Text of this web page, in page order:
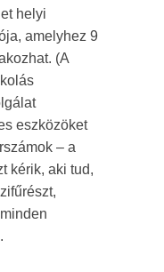
helyi
amelyhez 9
(A
eszközöket
– a
kérik, aki tud,